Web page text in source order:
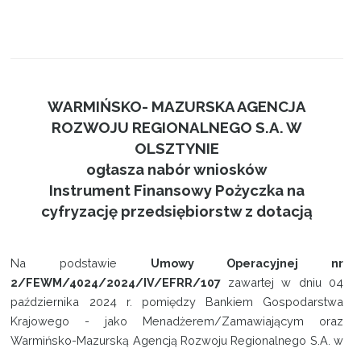
WARMIŃSKO- MAZURSKA AGENCJA
ROZWOJU REGIONALNEGO S.A. W
OLSZTYNIE
ogłasza nabór wniosków
Instrument Finansowy Pożyczka na
cyfryzację przedsiębiorstw z dotacją
Na podstawie Umowy Operacyjnej nr
2/FEWM/4024/2024/IV/EFRR/107 zawartej w dniu 04
października 2024 r. pomiędzy Bankiem Gospodarstwa
Krajowego - jako Menadżerem/Zamawiającym oraz
Warmińsko-Mazurską Agencją Rozwoju Regionalnego S.A. w